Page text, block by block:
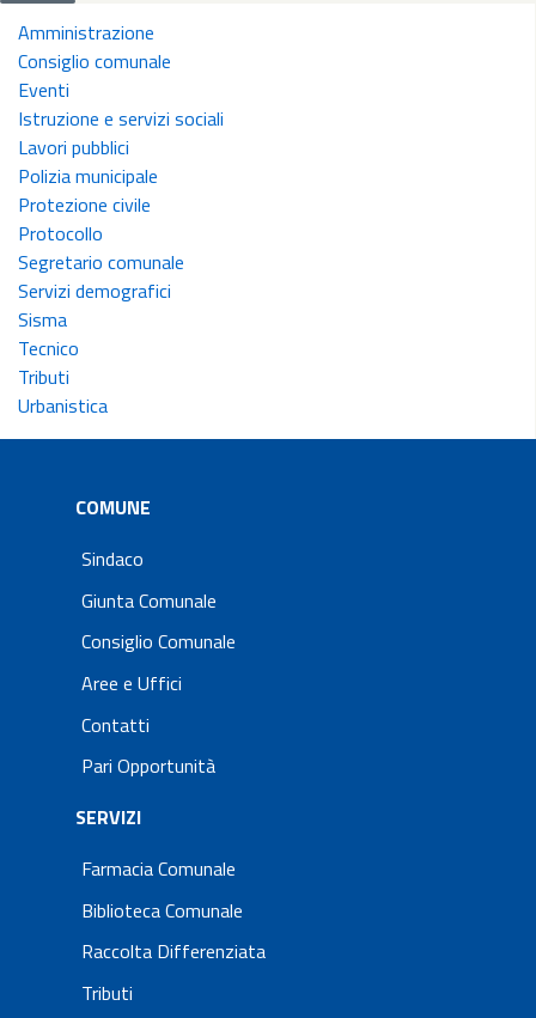
Amministrazione
Consiglio comunale
Eventi
Istruzione e servizi sociali
Lavori pubblici
Polizia municipale
Protezione civile
Protocollo
Segretario comunale
Servizi demografici
Sisma
Tecnico
Tributi
Urbanistica
COMUNE
Sindaco
Giunta Comunale
Consiglio Comunale
Aree e Uffici
Contatti
Pari Opportunità
SERVIZI
Farmacia Comunale
Biblioteca Comunale
Raccolta Differenziata
Tributi